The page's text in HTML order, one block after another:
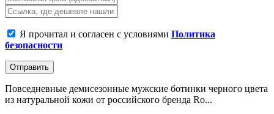
Я прочитал и согласен с условиями Политика
безопасности
Отправить
Повседневные демисезонные мужские ботинки черного цвета
из натуральной кожи от российского бренда Ro...